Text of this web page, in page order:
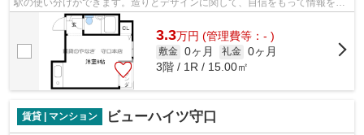
供できるマンションです。道が平坦だと...
3.3万円 (管理費等：- )
敷金 0ヶ月 礼金 0ヶ月
3階 / 1R / 15.00㎡
賃貸 | マンション ビューハイツ守口